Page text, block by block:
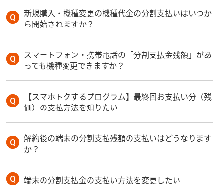
新規購入・機種変更の機種代金の分割支払いはいつか
ら開始されますか？
スマートフォン・携帯電話の「分割支払金残額」があ
っても機種変更できますか？
【スマホトクするプログラム】最終回お支払い分（残
価）の支払方法を知りたい
解約後の端末の分割支払残額の支払いはどうなります
か？
端末の分割支払金の支払い方法を変更したい